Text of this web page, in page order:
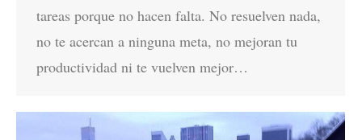
tareas porque no hacen falta. No resuelven nada,
no te acercan a ninguna meta, no mejoran tu
productividad ni te vuelven mejor…